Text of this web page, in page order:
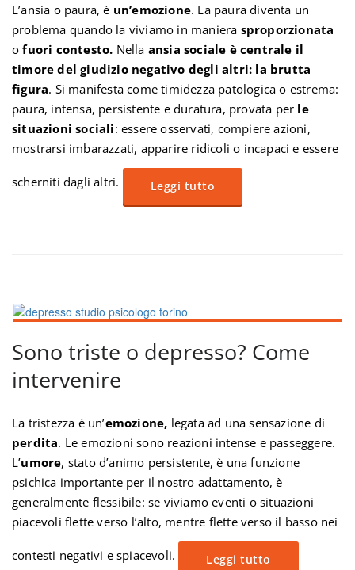
L’ansia o paura, è un’emozione. La paura diventa un
problema quando la viviamo in maniera sproporzionata
ofuori contesto. Nella ansia sociale è centrale il
timore del giudizio negativo degli altri: la brutta
figura. Si manifesta come timidezza patologica o estrema:
paura, intensa, persistente e duratura, provata per le
situazioni sociali: essere osservati, compiere azioni,
mostrarsi imbarazzati, apparire ridicoli o incapaci e essere
scherniti dagli altri. Leggi tutto
Sono triste o depresso? Come
intervenire
La tristezza è un’emozione, legata ad una sensazione di
perdita. Le emozioni sono reazioni intense e passeggere.
L’umore, stato d’animo persistente, è una funzione
psichica importante per il nostro adattamento, è
generalmente flessibile: se viviamo eventi o situazioni
piacevoli flette verso l’alto, mentre flette verso il basso nei
contesti negativi e spiacevoli. Leggi tutto